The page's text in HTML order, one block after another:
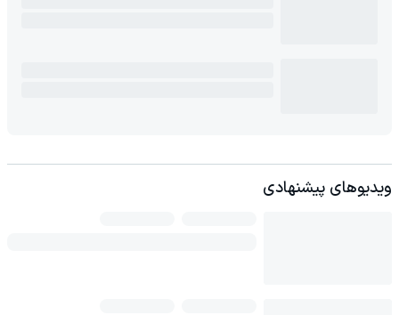
ویدیوهای پیشنهادی